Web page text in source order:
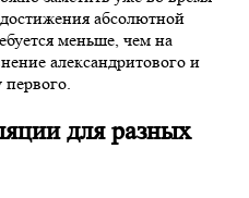
абсолютной
меньше, чем на
александритового и
первого.
для разных